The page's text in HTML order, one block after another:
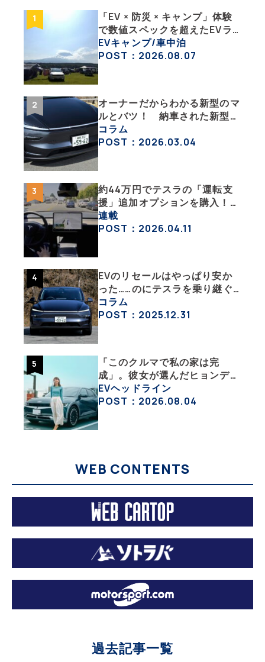
「EV × 防災 × キャンプ」体験
で数値スペックを超えたEVラ
イフの豊かさを実感【 EV
SUMMER CAMP 2026 】
EVキャンプ/車中泊
POST：2026.08.07
オーナーだからわかる新型のマ
ルとバツ！ 納車された新型を
旧型モデルＹと細部まで比べて
みた【テスラ沼にはまった大学
コラム
POST：2026.03.04
約44万円でテスラの「運転支
援」追加オプションを購入！
果たして価格以上の効果はあっ
たのか？【テスラ沼にはまった
連載
POST：2026.04.11
EVのリセールはやっぱり安か
った……のにテスラを乗り継ぐ
ってどういうこと？ 【テスラ
沼にはまった大学教授のEV生
コラム
POST：2025.12.31
「このクルマで私の家は完
成」。彼女が選んだヒョンデ
「IONIQ 5」の「エネルギーハ
ック」な生活【ななみんEVレ
EVヘッドライン
POST：2026.08.04
WEB CONTENTS
過去記事一覧